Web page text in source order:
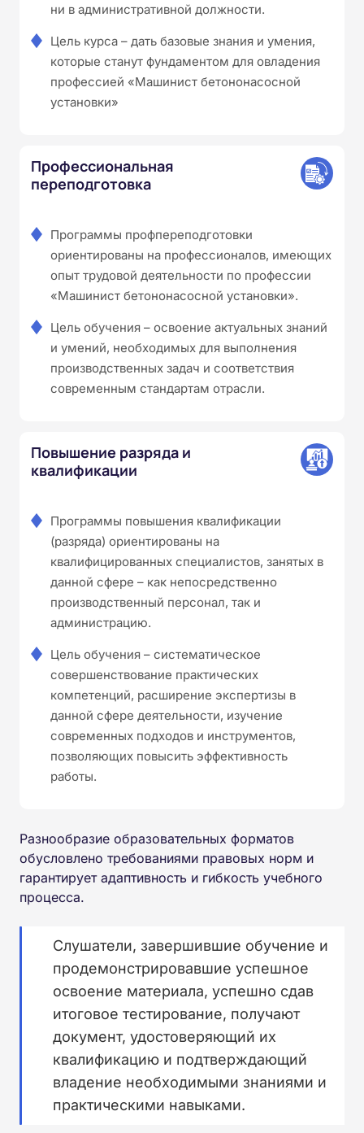
ни в административной должности.
Цель курса – дать базовые знания и умения,
которые станут фундаментом для овладения
профессией «Машинист бетононасосной
установки»
Профессиональная
переподготовка
Программы профпереподготовки
ориентированы на профессионалов, имеющих
опыт трудовой деятельности по профессии
«Машинист бетононасосной установки».
Цель обучения – освоение актуальных знаний
и умений, необходимых для выполнения
производственных задач и соответствия
современным стандартам отрасли.
Повышение разряда и
квалификации
Программы повышения квалификации
(разряда) ориентированы на
квалифицированных специалистов, занятых в
данной сфере – как непосредственно
производственный персонал, так и
администрацию.
Цель обучения – систематическое
совершенствование практических
компетенций, расширение экспертизы в
данной сфере деятельности, изучение
современных подходов и инструментов,
позволяющих повысить эффективность
работы.
Разнообразие образовательных форматов
обусловлено требованиями правовых норм и
гарантирует адаптивность и гибкость учебного
процесса.
Слушатели, завершившие обучение и
продемонстрировавшие успешное
освоение материала, успешно сдав
итоговое тестирование, получают
документ, удостоверяющий их
квалификацию и подтверждающий
владение необходимыми знаниями и
практическими навыками.